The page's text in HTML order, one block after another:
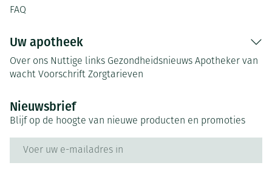
FAQ
Uw apotheek
Over ons Nuttige links Gezondheidsnieuws Apotheker van
wacht Voorschrift Zorgtarieven
Nieuwsbrief
Blijf op de hoogte van nieuwe producten en promoties